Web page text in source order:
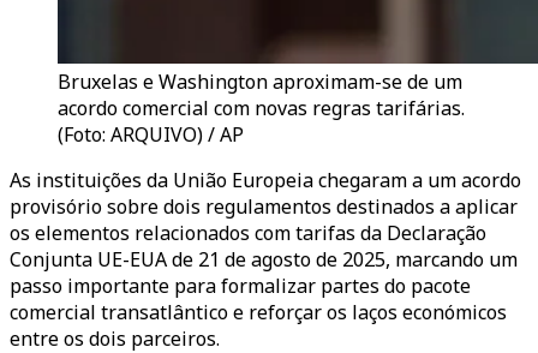
Bruxelas e Washington aproximam-se de um
acordo comercial com novas regras tarifárias.
(Foto: ARQUIVO) / AP
As instituições da União Europeia chegaram a um acordo
provisório sobre dois regulamentos destinados a aplicar
os elementos relacionados com tarifas da Declaração
Conjunta UE-EUA de 21 de agosto de 2025, marcando um
passo importante para formalizar partes do pacote
comercial transatlântico e reforçar os laços económicos
entre os dois parceiros.